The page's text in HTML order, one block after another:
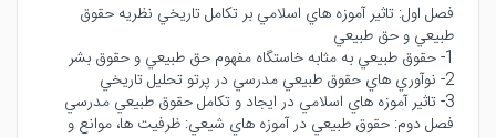
فصل اول: تاثير آموزه هاي اسلامي بر تكامل تاريخي نظريه حقوق
طبيعي و حق طبيعي
1- حقوق طبيعي به مثابه خاستگاه مفهوم حق طبيعي و حقوق بشر
2- نوآوري هاي حقوق طبيعي مدرسي در پرتو تحليل تاريخي
3- تاثير آموزه هاي اسلامي در ايجاد و تكامل حقوق طبيعي مدرسي
فصل دوم: حقوق طبيعي در آموزه هاي شيعي: ظرفيت ها، موانع و